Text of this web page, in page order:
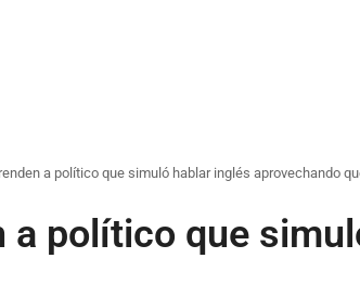
a político que simuló hablar inglés aprovechando
a político que